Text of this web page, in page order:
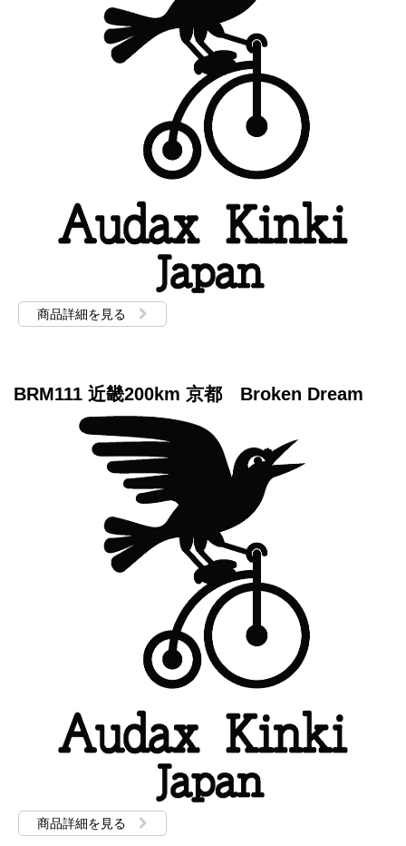
商品詳細を見る
BRM111 近畿200km 京都 Broken Dream
商品詳細を見る